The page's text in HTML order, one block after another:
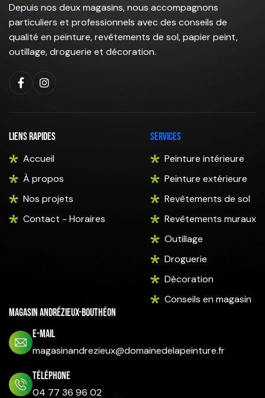
Depuis nos deux magasins, nous accompagnons
particuliers et professionnels avec des conseils de
qualité en peinture, revêtements de sol, papier peint,
outillage, droguerie et décoration.
Liens rapides
Accueil
À propos
Nos projets
Contact - Horaires
Services
Peinture intérieure
Peinture extérieure
Revêtements de sol
Revêtements muraux
Outillage
Droguerie
Décoration
Conseils en magasin
Magasin Andrézieux-Bouthéon
E-mail
magasinandrezieux@domainedelapeinture.fr
Téléphone
04 77 36 96 02